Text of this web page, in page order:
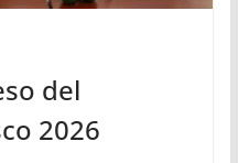
del
2026